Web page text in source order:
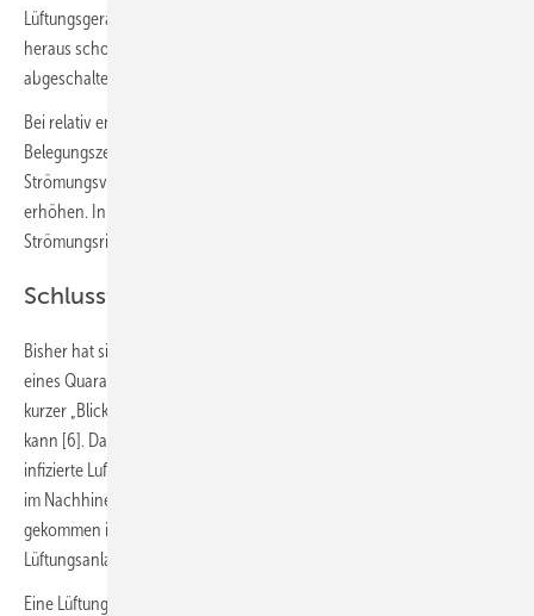
Lüftungsgerätehersteller Lunos z. B. hat aus diesen Überlegungen
heraus schon im Januar 2020 alle Lüftungsgeräte im eigenen Werk
abgeschaltet.
Bei relativ enger Belegung in Verbindung mit einer langen
Belegungszeit, z. B. im Flugzeug, kann die Lüftung bei geeignetem
Strömungsverlauf den Infektionsschutz gegenüber der Nichtlüftung
erhöhen. In der Regel sind aber solche gezielten
Strömungsrichtungen bei unbewegten Personen selten.
Schlussfolgerungen
Bisher hat sich gezeigt, dass sich nicht zwangsläufig alle Mitglieder
eines Quarantäne-Haushalts infizieren, dagegen aber gleichzeitig ein
kurzer „Blickkontakt“ in der Kantine für eine Infektion ausreichend sein
kann [6]. Das hängt vermutlich damit zusammen, ob man gerade
infizierte Luft einatmet und wieviel Viren dabei „im Spiel“ sind. Da man
im Nachhinein nicht feststellen kann, woher die infizierte Luft
gekommen ist, ist ein Nachweis, ob die Infektion durch die
Lüftungsanlage „befördert wurde“ nicht möglich.
Eine Lüftungsanlage kann für die Reinheit der Zuluft sorgen. Durch die